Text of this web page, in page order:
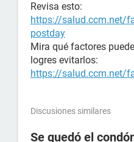
Revisa esto:
https://salud.ccm.net/
postday
Mira qué factores
logres evitarlos:
https://salud.ccm.net/
Discusiones similares
Se quedó el